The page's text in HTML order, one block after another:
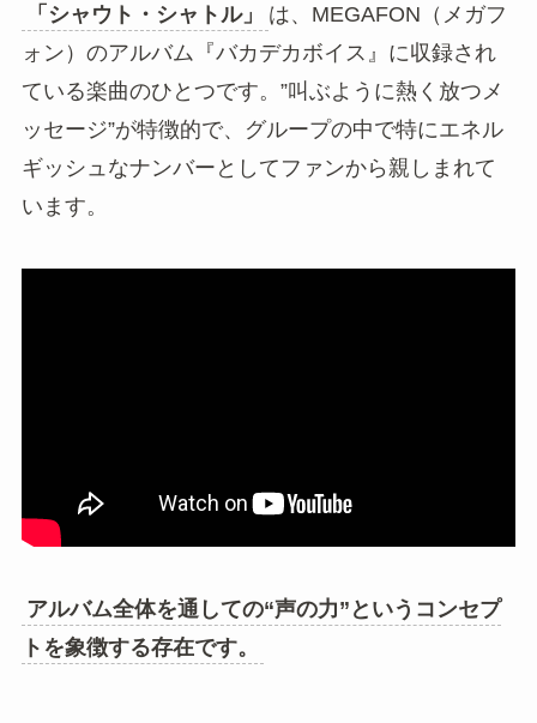
「シャウト・シャトル」
は、MEGAFON（メガフ
ォン）のアルバム『バカデカボイス』に収録され
ている楽曲のひとつです。”叫ぶように熱く放つメ
ッセージ”が特徴的で、グループの中で特にエネル
ギッシュなナンバーとしてファンから親しまれて
います。
アルバム全体を通しての“声の力”というコンセプ
トを象徴する存在です。